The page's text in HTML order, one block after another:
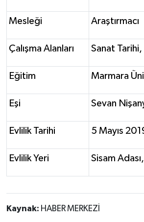
Mesleği Araştırmacı
Çalışma Alanları Sanat
Eğitim Marmara
Eşi Sevan
Evlilik Tarihi 5 Mayıs
Evlilik Yeri Sisam
Kaynak: HABER MERKEZİ